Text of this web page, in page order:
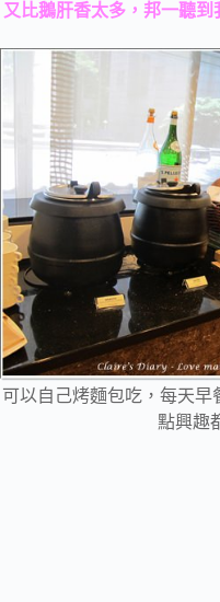
又比鵝肝香太多，邦一聽
可以自己烤麵包吃，每天
點興趣